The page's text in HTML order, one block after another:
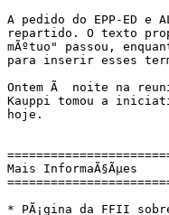
A pedido do EPP-ED
repartido. O texto
mÃºtuo" passou,
para inserir esses
Ontem Ã  noite na
Kauppi tomou a
hoje.
Mais InformaÃ§Ãµes